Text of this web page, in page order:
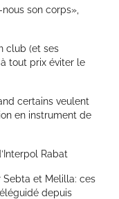
son corps»,
club (et ses
à tout prix éviter le
certains veulent
en instrument de
Rabat
Sebta et Melilla: ces
depuis